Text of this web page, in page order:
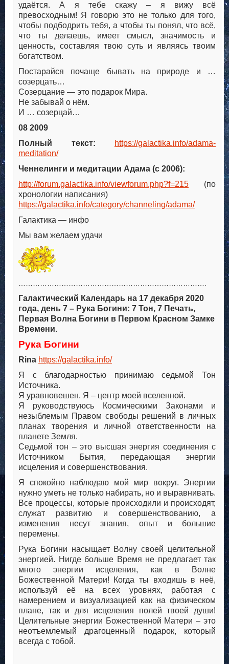
удаётся. А я тебе скажу – я вижу всё
превосходным! Я говорю это не только для того,
чтобы подбодрить тебя, а чтобы ты понял, что всё,
что ты делаешь, имеет смысл, значимость и
ценность, составляя твою суть и являясь твоим
богатством.
Постарайся почаще бывать на природе и …
созерцать…
Созерцание — это подарок Мира.
Не забывай о нём.
И … созерцай…
08 2009
Полный текст:
https://galactika.info/adama-
meditation/
Ченнелинги и медитации Адама (с 2006):
http://forum.galactika.info/viewforum.php?f=215 (по
хронологии написания)
https://galactika.info/category/channeling/adama/
Галактика — инфо
Мы вам желаем удачи
Галактический Календарь на 17 декабря 2020
года, день 7 – Рука Богини: 7 Тон, 7 Печать,
Первая Волна Богини в Первом Красном Замке
Времени.
Рука Богини
Rina https://galactika.info/
Я с благодарностью принимаю седьмой Тон
Источника.
Я уравновешен. Я – центр моей вселенной.
Я руководствуюсь Космическими Законами и
незыблемым Правом свободы решений в личных
планах творения и личной ответственности на
планете Земля.
Седьмой тон – это высшая энергия соединения с
Источником Бытия, передающая энергии
исцеления и совершенствования.
Я спокойно наблюдаю мой мир вокруг. Энергии
нужно уметь не только набирать, но и выравнивать.
Все процессы, которые происходили и происходят,
служат развитию и совершенствованию, а
изменения несут знания, опыт и большие
перемены.
Рука Богини насыщает Волну своей целительной
энергией. Нигде больше Время не предлагает так
много энергии исцеления, как в Волне
Божественной Матери! Когда ты входишь в неё,
используй её на всех уровнях, работая с
намерением и визуализацией как на физическом
плане, так и для исцеления полей твоей души!
Целительные энергии Божественной Матери – это
неотъемлемый драгоценный подарок, который
всегда с тобой.